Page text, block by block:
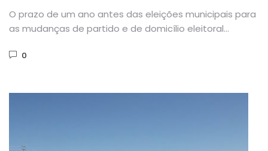
O prazo de um ano antes das eleições municipais para
as mudanças de partido e de domicílio eleitoral
0